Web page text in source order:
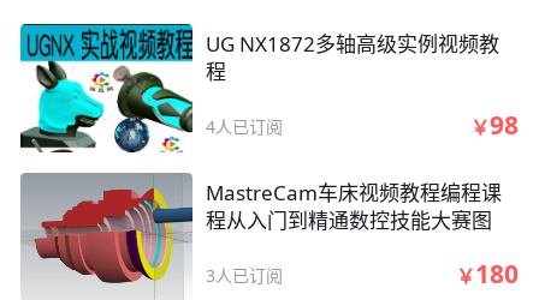
UG NX1872多轴高级实例视频教
程
4人已订阅 ￥98
MastreCam车床视频教程编程课
程从入门到精通数控技能大赛图
3人已订阅 ￥180